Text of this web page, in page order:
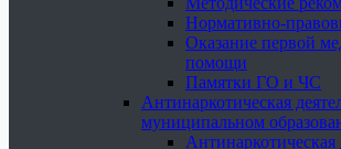
Нормативно-
Оказание первой
помощи
Памятки ГО и ЧС
Антинаркотическая
муниципальном
Антинаркотическая